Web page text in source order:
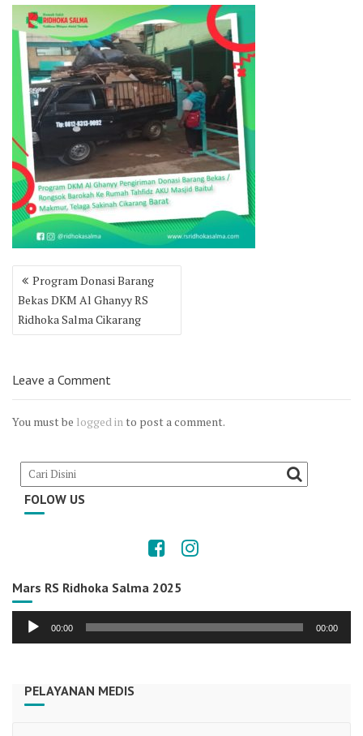
Post
navigation
Program Donasi Barang
Bekas DKM Al Ghanyy RS
Ridhoka Salma Cikarang
Leave a Comment
You must be logged in to post a comment.
FOLOW US
Mars RS Ridhoka Salma 2025
Audio
00:00 00:00
PELAYANAN MEDIS